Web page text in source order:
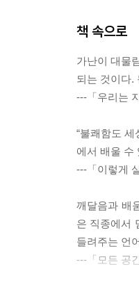
책 속으로
가난이 대물
되는 것이다.
---「우리는
“불쾌함도
에서 배울 수
---「이렇게
깨달음과 배
은 직종에서
들려주는 언
---「모든 공